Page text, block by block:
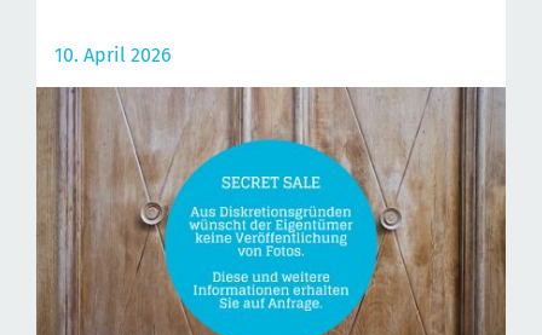
10. April 2026